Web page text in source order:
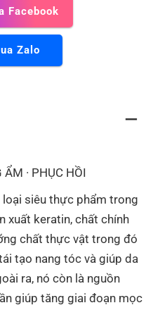
Facebook
Zalo
ẨM · PHỤC HỒI
loại siêu thực phẩm trong
xuất keratin, chất chính
chất thực vật trong đó
tạo nang tóc và giúp da
ra, nó còn là nguồn
giúp tăng giai đoạn mọc